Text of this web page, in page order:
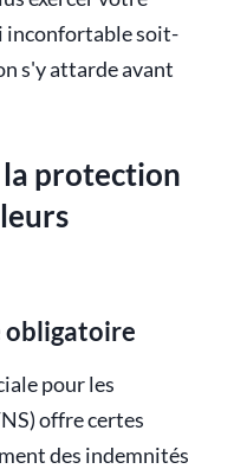
inconfortable soit-
s'y attarde avant
la protection
obligatoire
pour les
offre certes
des indemnités